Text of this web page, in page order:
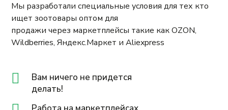
Мы разработали специальные условия для тех кто
ищет зоотовары оптом для
продажи через маркетплейсы такие как OZON,
Wildberries, Яндекс.Маркет и Aliexpress
Вам ничего не придется
делать!